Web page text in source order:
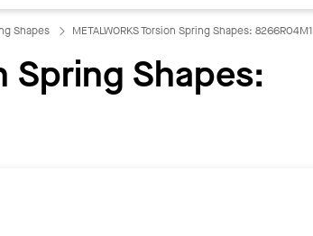
Shapes METALWORKS Torsion Spring Shapes: 8266R04M1
Spring Shapes: